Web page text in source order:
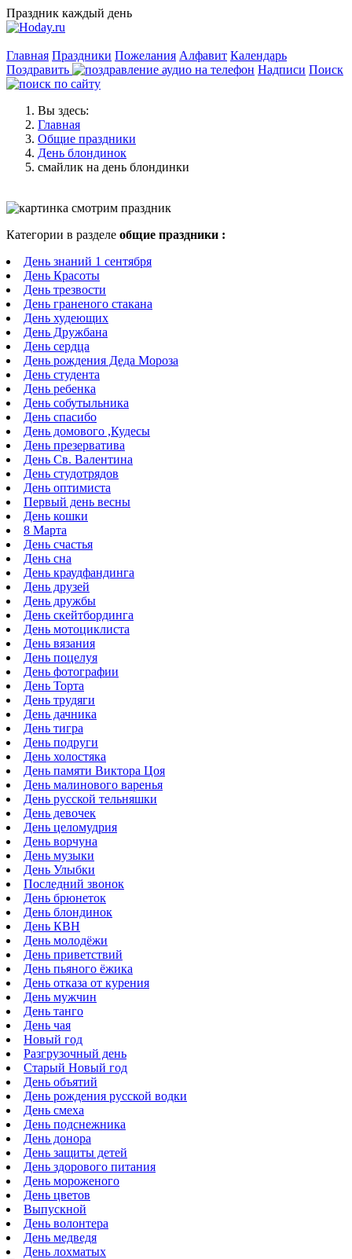
Праздник каждый день
Главная Праздники Пожелания Алфавит Календарь
Поздравить
Надписи Поиск
Вы здесь:
Главная
Общие праздники
День блондинок
смайлик на день блондинки
Категории в разделе общие праздники :
День знаний 1 сентября
День Красоты
День трезвости
День граненого стакана
День худеющих
День Дружбана
День сердца
День рождения Деда Мороза
День студента
День ребенка
День собутыльника
День спасибо
День домового ,Кудесы
День презерватива
День Св. Валентина
День студотрядов
День оптимиста
Первый день весны
День кошки
8 Марта
День счастья
День сна
День краудфандинга
День друзей
День дружбы
День скейтбординга
День мотоциклиста
День вязания
День поцелуя
День фотографии
День Торта
День трудяги
День дачника
День тигра
День подруги
День холостяка
День памяти Виктора Цоя
День малинового варенья
День русской тельняшки
День девочек
День целомудрия
День ворчуна
День музыки
День Улыбки
Последний звонок
День брюнеток
День блондинок
День КВН
День молодёжи
День приветствий
День пьяного ёжика
День отказа от курения
День мужчин
День танго
День чая
Новый год
Разгрузочный день
Старый Новый год
День объятий
День рождения русской водки
День смеха
День подснежника
День донора
День защиты детей
День здорового питания
День мороженого
День цветов
Выпускной
День волонтера
День медведя
День лохматых